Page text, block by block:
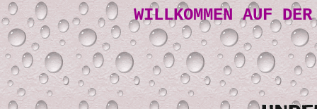
WILLKOMMEN AUF